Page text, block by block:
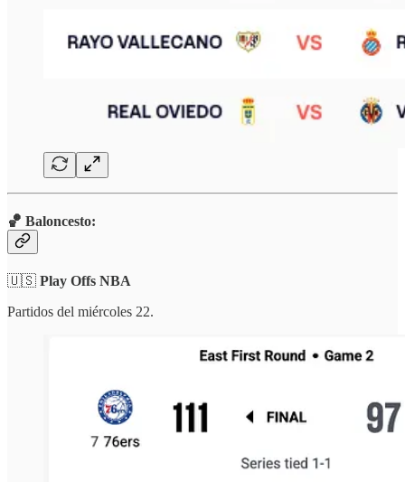
🏀 Baloncesto:
🇺🇸 Play Offs NBA
Partidos del miércoles 22.